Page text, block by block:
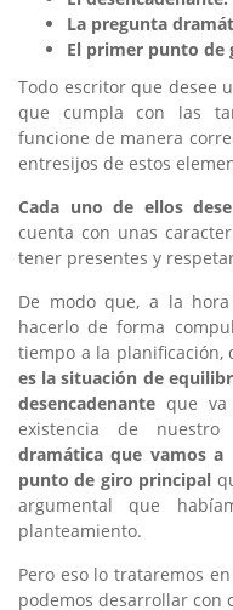
La pregunta
El primer punto de
Todo escritor que desee
que cumpla con las
funcione de manera
entresijos de estos
Cada uno de ellos
cuenta con unas
tener presentes y
De modo que, a la
hacerlo de forma
tiempo a la planificación,
es la situación de
desencadenante que
existencia de nuestro
dramática que vamos
punto de giro principal
argumental que
planteamiento.
Pero eso lo trataremos
podemos desarrollar con